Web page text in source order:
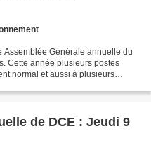
Assemblée Générale annuelle du
Cette année plusieurs postes
normal et aussi à plusieurs
de DCE : Jeudi 9